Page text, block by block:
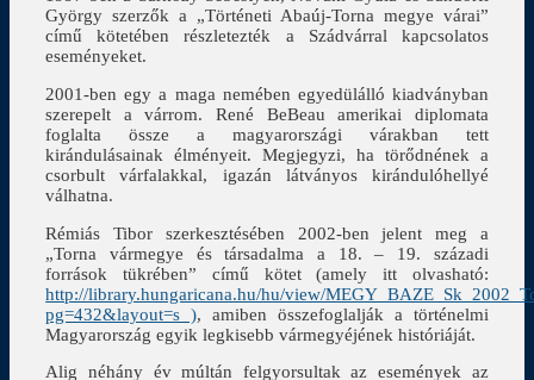
György szerzők a „Történeti Abaúj-Torna megye várai”
című kötetében részletezték a Szádvárral kapcsolatos
eseményeket.
2001-ben egy a maga nemében egyedülálló kiadványban
szerepelt a várrom. René BeBeau amerikai diplomata
foglalta össze a magyarországi várakban tett
kirándulásainak élményeit. Megjegyzi, ha törődnének a
csorbult várfalakkal, igazán látványos kirándulóhellyé
válhatna.
Rémiás Tibor szerkesztésében 2002-ben jelent meg a
„Torna vármegye és társadalma a 18. – 19. századi
források tükrében” című kötet (amely itt olvasható:
http://library.hungaricana.hu/hu/view/
pg=432&layout=s ), amiben összefoglalják a történelmi
Magyarország egyik legkisebb vármegyéjének históriáját.
Alig néhány év múltán felgyorsultak az események az